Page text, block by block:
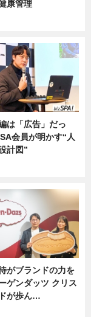
康管理
は「広告」だっ
会員が明かす“人
計図”
がブランドの力を
ゲンダッツ クリス
が歩ん…